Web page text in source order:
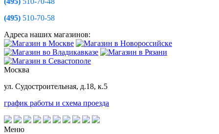
(495) 510-70-58
Адреса наших магазинов:
Москва
ул. Судостроительная, д.18, к.5
график работы и схема проезда
Меню